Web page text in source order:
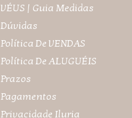
VÉUS | Guia Medidas
Dúvidas
Política De VENDAS
Política De ALUGUÉIS
Prazos
Pagamentos
Privacidade Iluria